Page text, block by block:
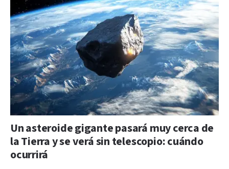
Un asteroide gigante pasará muy cerca de
la Tierra y se verá sin telescopio: cuándo
ocurrirá